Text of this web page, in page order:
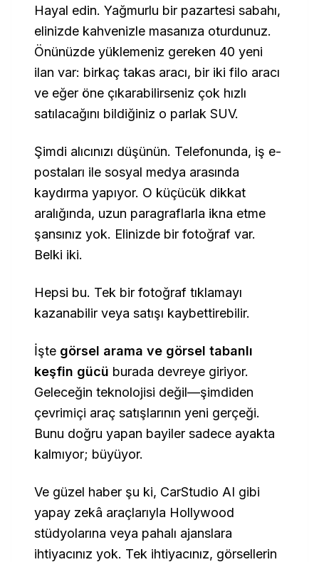
Hayal edin. Yağmurlu bir pazartesi sabahı,
elinizde kahvenizle masanıza oturdunuz.
Önünüzde yüklemeniz gereken 40 yeni
ilan var: birkaç takas aracı, bir iki filo aracı
ve eğer öne çıkarabilirseniz çok hızlı
satılacağını bildiğiniz o parlak SUV.
Şimdi alıcınızı düşünün. Telefonunda, iş e-
postaları ile sosyal medya arasında
kaydırma yapıyor. O küçücük dikkat
aralığında, uzun paragraflarla ikna etme
şansınız yok. Elinizde bir fotoğraf var.
Belki iki.
Hepsi bu. Tek bir fotoğraf tıklamayı
kazanabilir veya satışı kaybettirebilir.
İşte görsel arama ve görsel tabanlı
keşfin gücü burada devreye giriyor.
Geleceğin teknolojisi değil—şimdiden
çevrimiçi araç satışlarının yeni gerçeği.
Bunu doğru yapan bayiler sadece ayakta
kalmıyor; büyüyor.
Ve güzel haber şu ki, CarStudio AI gibi
yapay zekâ araçlarıyla Hollywood
stüdyolarına veya pahalı ajanslara
ihtiyacınız yok. Tek ihtiyacınız, görsellerin